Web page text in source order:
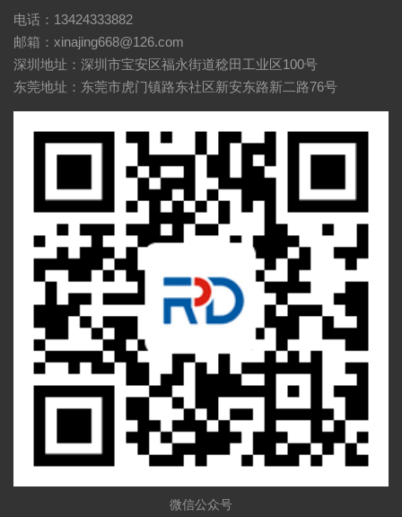
电话：13424333882
邮箱：xinajing668@126.com
深圳地址：深圳市宝安区福永街道稔田工业区100号
东莞地址：东莞市虎门镇路东社区新安东路新二路76号
微信公众号